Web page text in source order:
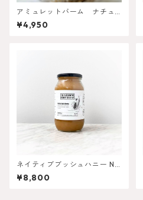
アミュレットバーム ナチュ
ラル 56g
¥4,950
ネイティブブッシュハニー NZ
Native Bush Honey 1kg
¥8,800